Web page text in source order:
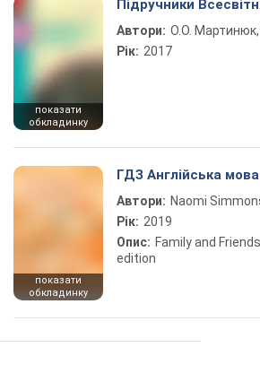
показати
обкладинку
Підручники
Автори: О.О. Мартинюк,
Рік: 2017
показати
обкладинку
ГДЗ Англійська
Автори: Naomi
Рік: 2019
Опис: Family and
edition